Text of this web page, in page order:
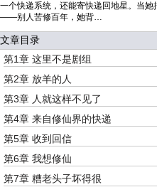
一个快递系统，还能寄快递回地星。当
——别人苦修百年，她背…
文章目录
第1章 这里不是剧组
第2章 放羊的人
第3章 人就这样不见了
第4章 来自修仙界的快递
第5章 收到回信
第6章 我想修仙
第7章 糟老头子坏得很